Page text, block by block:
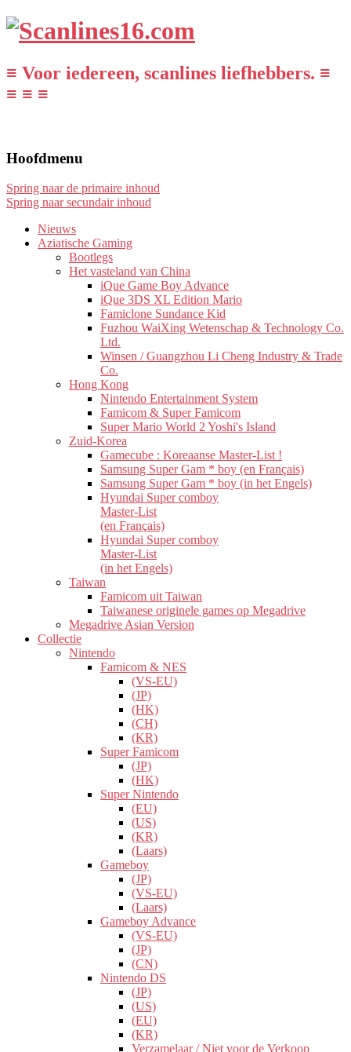
≡ Voor iedereen, scanlines liefhebbers. ≡
≡ ≡ ≡
Hoofdmenu
Spring naar de primaire inhoud
Spring naar secundair inhoud
Nieuws
Aziatische Gaming
Bootlegs
Het vasteland van China
iQue Game Boy Advance
iQue 3DS XL Edition Mario
Famiclone Sundance Kid
Fuzhou WaiXing Wetenschap & Technology Co.
Ltd.
Winsen / Guangzhou Li Cheng Industry & Trade
Co.
Hong Kong
Nintendo Entertainment System
Famicom & Super Famicom
Super Mario World 2 Yoshi's Island
Zuid-Korea
Gamecube : Koreaanse Master-List !
Samsung Super Gam * boy (en Français)
Samsung Super Gam * boy (in het Engels)
Hyundai Super comboy
Master-List
(en Français)
Hyundai Super comboy
Master-List
(in het Engels)
Taiwan
Famicom uit Taiwan
Taiwanese originele games op Megadrive
Megadrive Asian Version
Collectie
Nintendo
Famicom & NES
(VS-EU)
(JP)
(HK)
(CH)
(KR)
Super Famicom
(JP)
(HK)
Super Nintendo
(EU)
(US)
(KR)
(Laars)
Gameboy
(JP)
(VS-EU)
(Laars)
Gameboy Advance
(VS-EU)
(JP)
(CN)
Nintendo DS
(JP)
(US)
(EU)
(KR)
Verzamelaar / Niet voor de Verkoop